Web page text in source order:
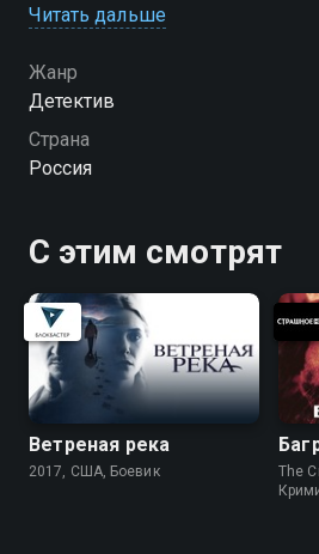
незадолго до встречи.
лет назад
Читать дальше
Жанр
Детектив
Страна
Россия
С этим смотрят
Ветреная река
2017, США, Боевик
The